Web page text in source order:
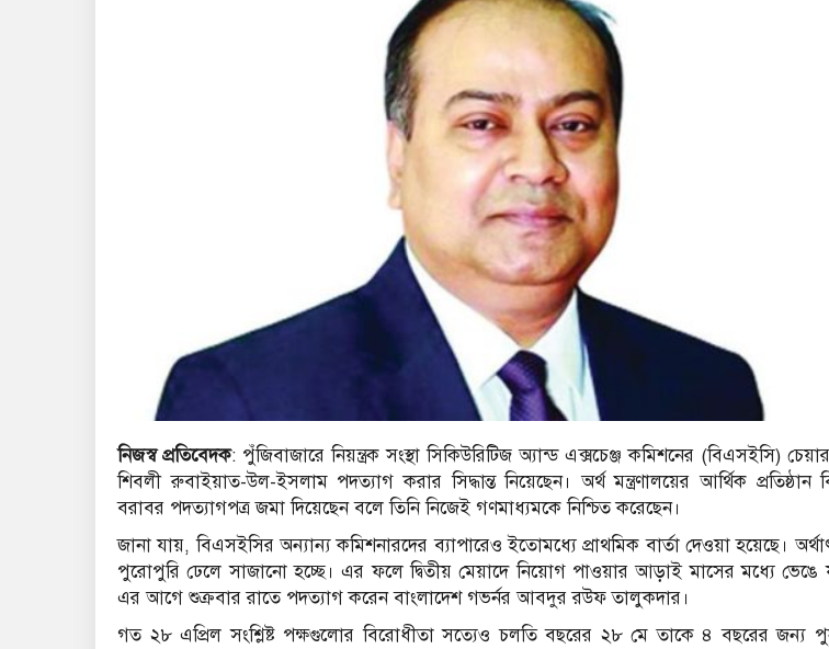
নিজস্ব প্রতিবেদক: পুঁজিবাজারে নিয়ন্ত্রক সংস্থা সিকিউরিটিজ অ্যান্ড এক্সচেঞ্জ কমিশনের (বিএসইসি)
শিবলী রুবাইয়াত-উল-ইসলাম পদত্যাগ করার সিদ্ধান্ত নিয়েছেন। অর্থ মন্ত্রণালয়ের আর্থিক প্রতিষ্ঠান
বরাবর পদত্যাগপত্র জমা দিয়েছেন বলে তিনি নিজেই গণমাধ্যমকে নিশ্চিত করেছেন।
জানা যায়, বিএসইসির অন্যান্য কমিশনারদের ব্যাপারেও ইতোমধ্যে প্রাথমিক বার্তা দেওয়া হয়েছে।
পুরোপুরি ঢেলে সাজানো হচ্ছে। এর ফলে দ্বিতীয় মেয়াদে নিয়োগ পাওয়ার আড়াই মাসের মধ্যে ভেঙে
এর আগে শুক্রবার রাতে পদত্যাগ করেন বাংলাদেশ গভর্নর আবদুর রউফ তালুকদার।
গত ২৮ এপ্রিল সংশ্লিষ্ট পক্ষগুলোর বিরোধীতা সত্যেও চলতি বছরের ২৮ মে তাকে ৪ বছরের জন্য